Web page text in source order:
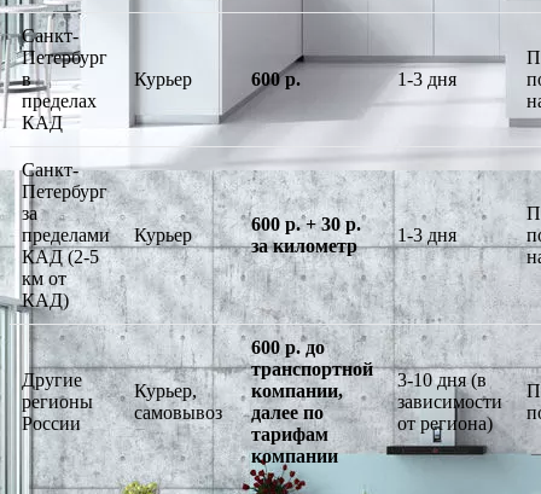
Санкт-
Петербург
в
пределах
КАД
Курьер 600 р. 1-3 дня
Санкт-
Петербург
за
пределами
КАД (2-5
км от
КАД)
Курьер
600 р. + 30 р.
за километр
1-3 дня
Другие
регионы
России
Курьер,
самовывоз
600 р. до
транспортной
компании,
далее по
тарифам
компании
3-10 дня (в
зависимости
от региона)